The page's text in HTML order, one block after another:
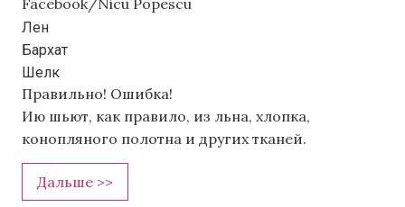
Лен
Бархат
Шелк
Правильно! Ошибка!
Ию шьют, как правило, из льна, хлопка,
конопляного полотна и других тканей.
Дальше >>